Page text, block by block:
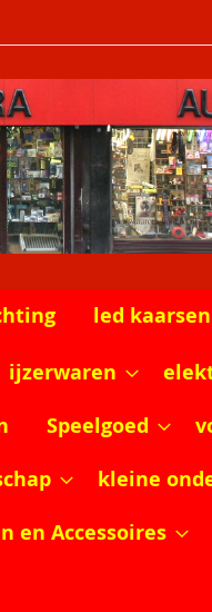
led kaarsen
ijzerwaren
Speelgoed
kleine
en Accessoires